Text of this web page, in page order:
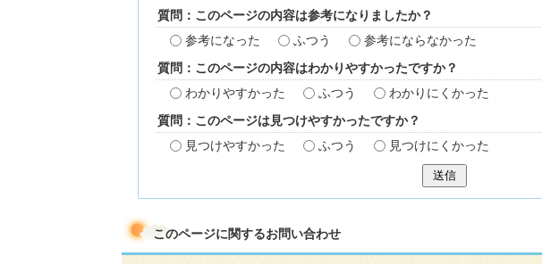
質問：このページの内容は参考になりましたか？
参考になった
ふつう 参考にならなかった
質問：このページの内容はわかりやすかったですか？
わかりやすかった
ふつう わかりにくかった
質問：このページは見つけやすかったですか？
見つけやすかった
ふつう 見つけにくかった
送信
このページに関するお問い合わせ